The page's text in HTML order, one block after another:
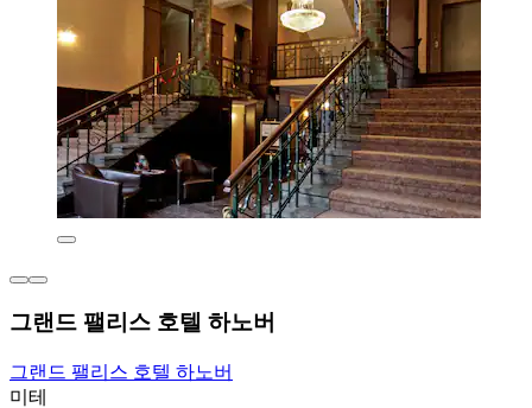
그랜드 팰리스 호텔 하노버
그랜드 팰리스 호텔 하노버
미테